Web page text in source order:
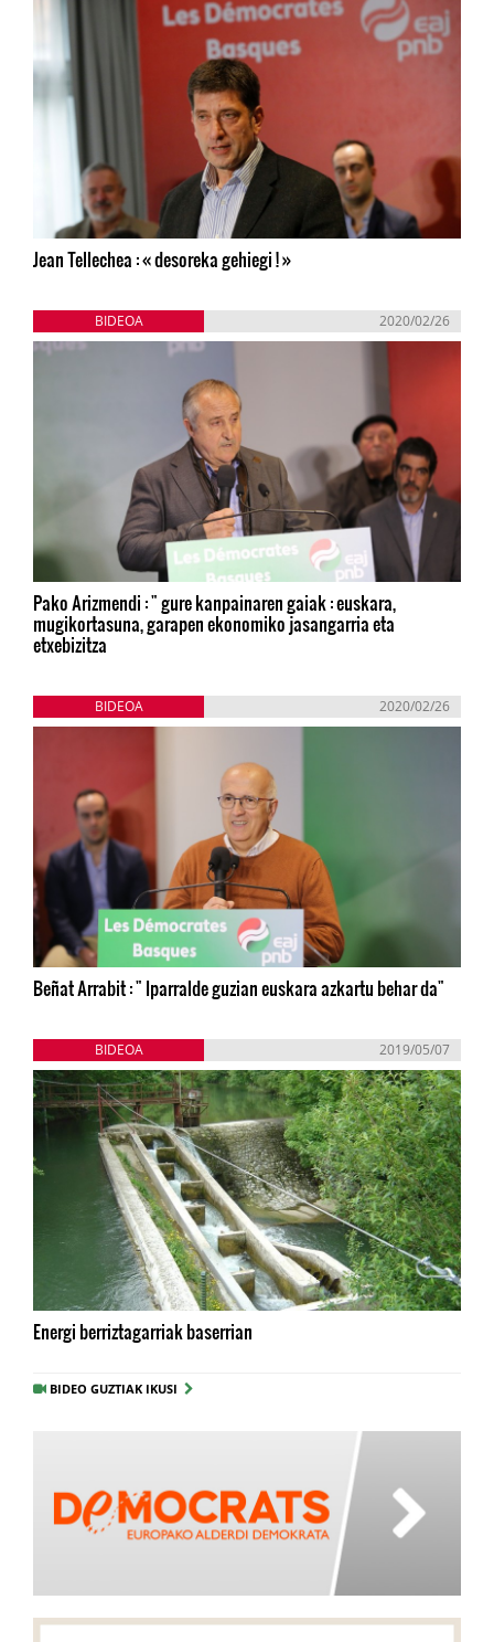
Jean Tellechea : « desoreka gehiegi ! »
BIDEOA 2020/02/26
Pako Arizmendi : " gure kanpainaren gaiak : euskara,
mugikortasuna, garapen ekonomiko jasangarria eta
etxebizitza
BIDEOA 2020/02/26
Beñat Arrabit : " Iparralde guzian euskara azkartu behar da"
BIDEOA 2019/05/07
Energi berriztagarriak baserrian
BIDEO GUZTIAK IKUSI